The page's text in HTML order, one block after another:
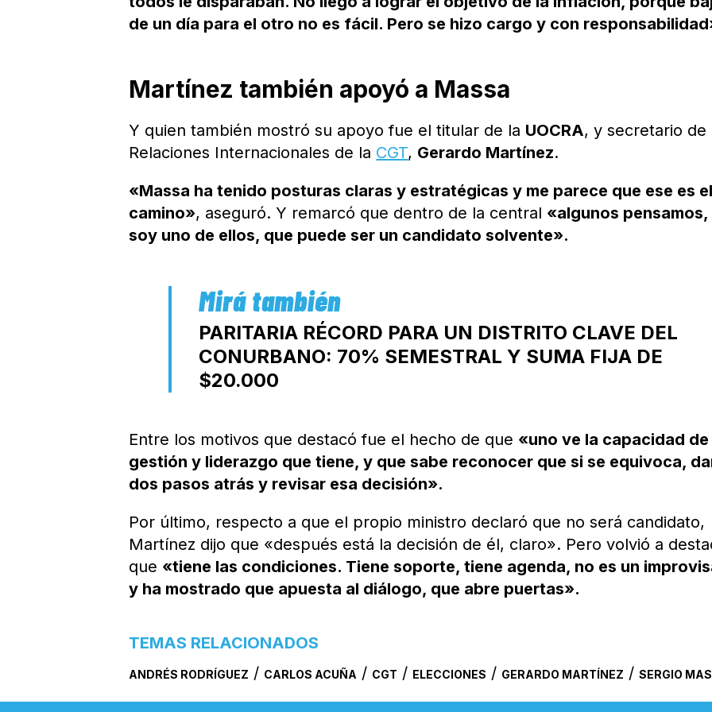
de un día para el otro no es fácil. Pero se hizo cargo y con
Martínez también apoyó a Massa
Y quien también mostró su apoyo fue el titular de la UOCRA, y secretario de
Relaciones Internacionales de la CGT, Gerardo Martínez.
«Massa ha tenido posturas claras y estratégicas y me parece que ese es el
camino», aseguró. Y remarcó que dentro de la central «algunos pensamos,
soy uno de ellos, que puede ser un candidato solvente».
PARITARIA RÉCORD PARA UN DISTRITO CLAVE DEL
CONURBANO: 70% SEMESTRAL Y SUMA FIJA DE
$20.000
Entre los motivos que destacó fue el hecho de que «uno ve la capacidad de
gestión y liderazgo que tiene, y que sabe reconocer que si se equivoca,
dos pasos atrás y revisar esa decisión».
Por último, respecto a que el propio ministro declaró que no será candidato,
Martínez dijo que «después está la decisión de él, claro». Pero volvió a
que «tiene las condiciones. Tiene soporte, tiene agenda, no es un
y ha mostrado que apuesta al diálogo, que abre puertas».
TEMAS RELACIONADOS
ANDRÉS RODRÍGUEZ / CARLOS ACUÑA / CGT / ELECCIONES / GERARDO MARTÍNEZ /SERGIO